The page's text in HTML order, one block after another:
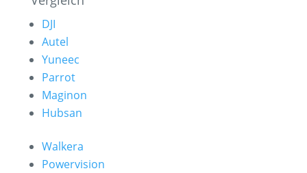
DJI
Autel
Yuneec
Parrot
Maginon
Hubsan
Walkera
Powervision